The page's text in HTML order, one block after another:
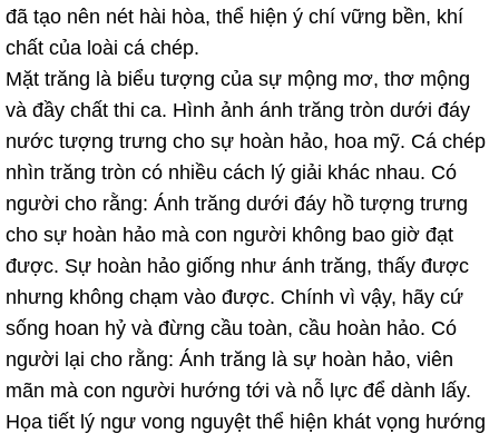
đã tạo nên nét hài hòa, thể hiện ý chí vững bền, khí
chất của loài cá chép.
Mặt trăng là biểu tượng của sự mộng mơ, thơ mộng
và đầy chất thi ca. Hình ảnh ánh trăng tròn dưới đáy
nước tượng trưng cho sự hoàn hảo, hoa mỹ. Cá chép
nhìn trăng tròn có nhiều cách lý giải khác nhau. Có
người cho rằng: Ánh trăng dưới đáy hồ tượng trưng
cho sự hoàn hảo mà con người không bao giờ đạt
được. Sự hoàn hảo giống như ánh trăng, thấy được
nhưng không chạm vào được. Chính vì vậy, hãy cứ
sống hoan hỷ và đừng cầu toàn, cầu hoàn hảo. Có
người lại cho rằng: Ánh trăng là sự hoàn hảo, viên
mãn mà con người hướng tới và nỗ lực để dành lấy.
Họa tiết lý ngư vong nguyệt thể hiện khát vọng hướng